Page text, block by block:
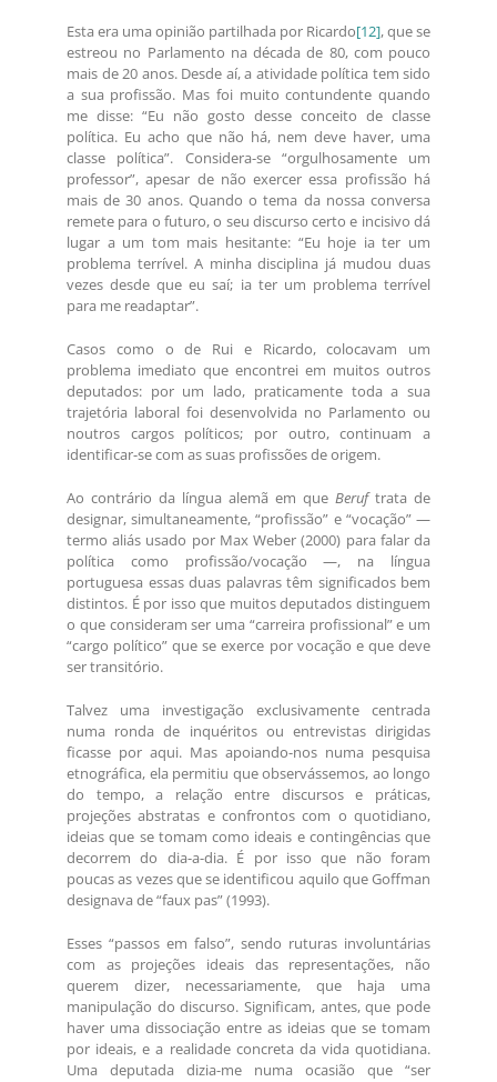
Esta era uma opinião partilhada por Ricardo[12], que se
estreou no Parlamento na década de 80, com pouco
mais de 20 anos. Desde aí, a atividade política tem sido
a sua profissão. Mas foi muito contundente quando
me disse: “Eu não gosto desse conceito de classe
política. Eu acho que não há, nem deve haver, uma
classe política”. Considera-se “orgulhosamente um
professor”, apesar de não exercer essa profissão há
mais de 30 anos. Quando o tema da nossa conversa
remete para o futuro, o seu discurso certo e incisivo dá
lugar a um tom mais hesitante: “Eu hoje ia ter um
problema terrível. A minha disciplina já mudou duas
vezes desde que eu saí; ia ter um problema terrível
para me readaptar”.
Casos como o de Rui e Ricardo, colocavam um
problema imediato que encontrei em muitos outros
deputados: por um lado, praticamente toda a sua
trajetória laboral foi desenvolvida no Parlamento ou
noutros cargos políticos; por outro, continuam a
identificar-se com as suas profissões de origem.
Ao contrário da língua alemã em que Beruftrata de
designar, simultaneamente, “profissão” e “vocação” —
termo aliás usado por Max Weber (2000) para falar da
política como profissão/vocação —, na língua
portuguesa essas duas palavras têm significados bem
distintos. É por isso que muitos deputados distinguem
o que consideram ser uma “carreira profissional” e um
“cargo político” que se exerce por vocação e que deve
ser transitório.
Talvez uma investigação exclusivamente centrada
numa ronda de inquéritos ou entrevistas dirigidas
ficasse por aqui. Mas apoiando-nos numa pesquisa
etnográfica, ela permitiu que observássemos, ao longo
do tempo, a relação entre discursos e práticas,
projeções abstratas e confrontos com o quotidiano,
ideias que se tomam como ideais e contingências que
decorrem do dia-a-dia. É por isso que não foram
poucas as vezes que se identificou aquilo que Goffman
designava de “faux pas” (1993).
Esses “passos em falso”, sendo ruturas involuntárias
com as projeções ideais das representações, não
querem dizer, necessariamente, que haja uma
manipulação do discurso. Significam, antes, que pode
haver uma dissociação entre as ideias que se tomam
por ideais, e a realidade concreta da vida quotidiana.
Uma deputada dizia-me numa ocasião que “ser